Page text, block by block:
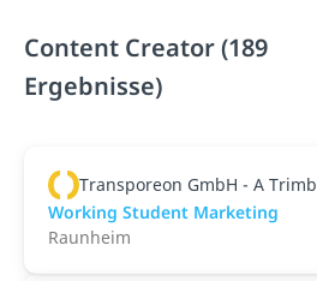
Content Creator (189
Ergebnisse)
Transporeon GmbH - A
Working Student Marketing
Raunheim